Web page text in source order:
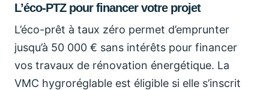
L’éco-PTZ pour financer votre projet
L’éco-prêt à taux zéro permet d’emprunter
jusqu’à 50 000 € sans intérêts pour financer
vos travaux de rénovation énergétique. La
VMC hygroréglable est éligible si elle s’inscrit